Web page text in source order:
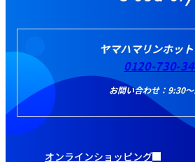
ヤマハマリンホッ
0120-730-
お問い合わせ：9:30
オンラインショッピング